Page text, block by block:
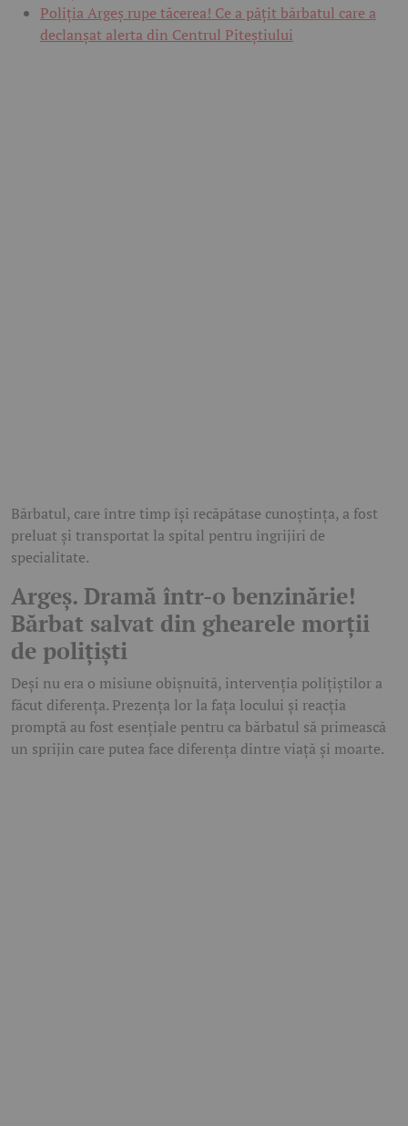
Poliția Argeș rupe tăcerea! Ce a pățit bărbatul care a
declanșat alerta din Centrul Piteștiului
Bărbatul, care între timp își recăpătase cunoștința, a fost
preluat și transportat la spital pentru îngrijiri de
specialitate.
Argeș. Dramă într-o benzinărie!
Bărbat salvat din ghearele morții
de polițiști
Deși nu era o misiune obișnuită, intervenția polițiștilor a
făcut diferența. Prezența lor la fața locului și reacția
promptă au fost esențiale pentru ca bărbatul să primească
un sprijin care putea face diferența dintre viață și moarte.